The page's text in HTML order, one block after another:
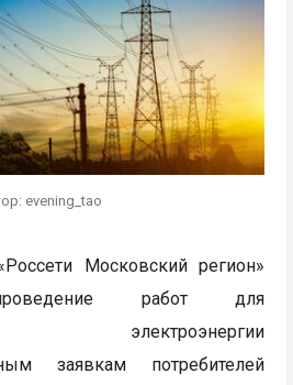
evening_tao
Московский регион»
работ для
электроэнергии
заявкам потребителей